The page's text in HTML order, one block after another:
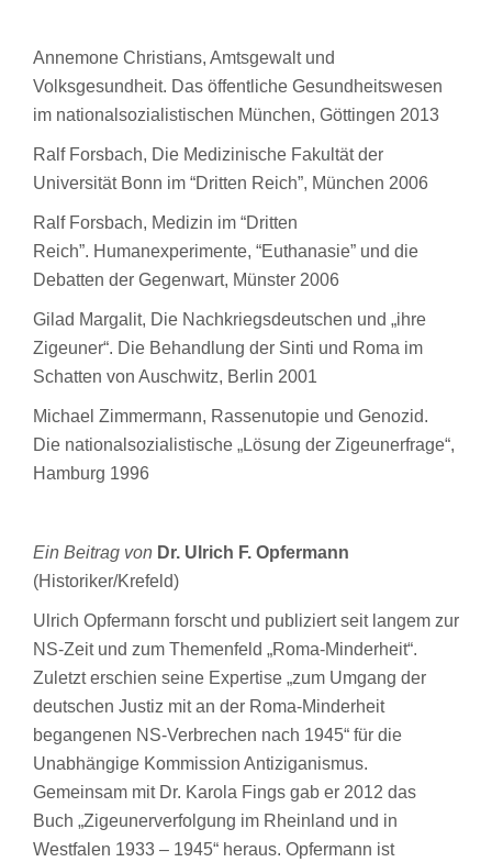
Annemone Christians, Amtsgewalt und
Volksgesundheit. Das öffentliche Gesundheitswesen
im nationalsozialistischen München, Göttingen 2013
Ralf Forsbach, Die Medizinische Fakultät der
Universität Bonn im “Dritten Reich”, München 2006
Ralf Forsbach, Medizin im “Dritten
Reich”. Humanexperimente, “Euthanasie” und die
Debatten der Gegenwart, Münster 2006
Gilad Margalit, Die Nachkriegsdeutschen und „ihre
Zigeuner“. Die Behandlung der Sinti und Roma im
Schatten von Auschwitz, Berlin 2001
Michael Zimmermann, Rassenutopie und Genozid.
Die nationalsozialistische „Lösung der Zigeunerfrage“,
Hamburg 1996
Ein Beitrag von Dr. Ulrich F. Opfermann
(Historiker/Krefeld)
Ulrich Opfermann forscht und publiziert seit langem zur
NS-Zeit und zum Themenfeld „Roma-Minderheit“.
Zuletzt erschien seine Expertise „zum Umgang der
deutschen Justiz mit an der Roma-Minderheit
begangenen NS-Verbrechen nach 1945“ für die
Unabhängige Kommission Antiziganismus.
Gemeinsam mit Dr. Karola Fings gab er 2012 das
Buch „Zigeunerverfolgung im Rheinland und in
Westfalen 1933 – 1945“ heraus. Opfermann ist